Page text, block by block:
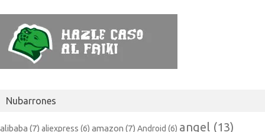
Nubarrones
alibaba (7) aliexpress (6) amazon (7) Android (6) angel (13)